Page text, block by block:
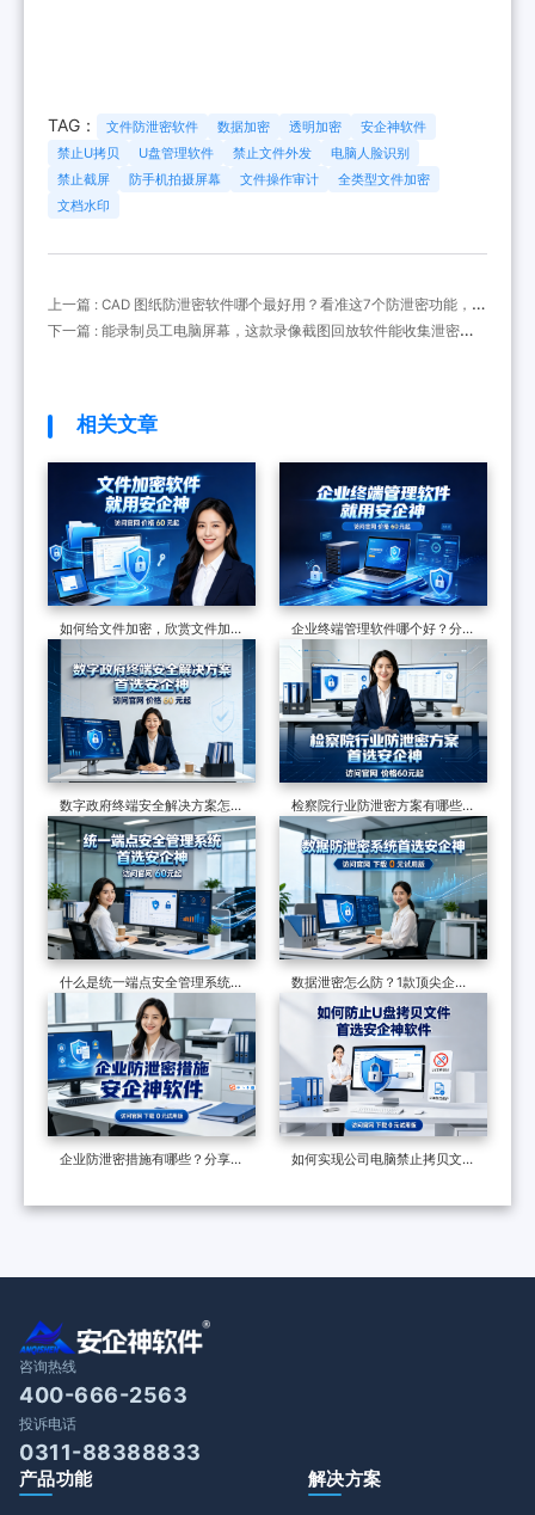
TAG： 文件防泄密软件 数据加密 透明加密
安企神软件
禁止U拷贝
U盘管理软件 禁止文件外发
电脑人脸识别
禁止截屏
防手机拍摄屏幕 文件操作审计
全类型文件加密
文档水印
上一篇 : CAD 图纸防泄密软件哪个最好用？看准这7个防泄密功能，避
坑指南
下一篇 : 能录制员工电脑屏幕，这款录像截图回放软件能收集泄密和
相关文章
如何给文件加密，欣赏文件加密
软件的7个防泄密措施，可加密
可审计
企业终端管理软件哪个好？分享
一款软件的七大功能，防护终端
安全超有效
数字政府终端安全解决方案怎么
做？终端安全管理系统如何守护
政企终端安全？
检察院行业防泄密方案有哪些？
制度和软件技术的构建，适合全
国检察院批量部署
什么是统一端点安全管理系统？
六个核心功能了解它的真面目
数据泄密怎么防？1款顶尖企业
级数据防泄漏系统力荐，效果很
企业防泄密措施有哪些？分享一
维度措施
如何实现公司电脑禁止拷贝文件
咨询热线
400-666-2563
投诉电话
0311-88388833
产品功能 解决方案